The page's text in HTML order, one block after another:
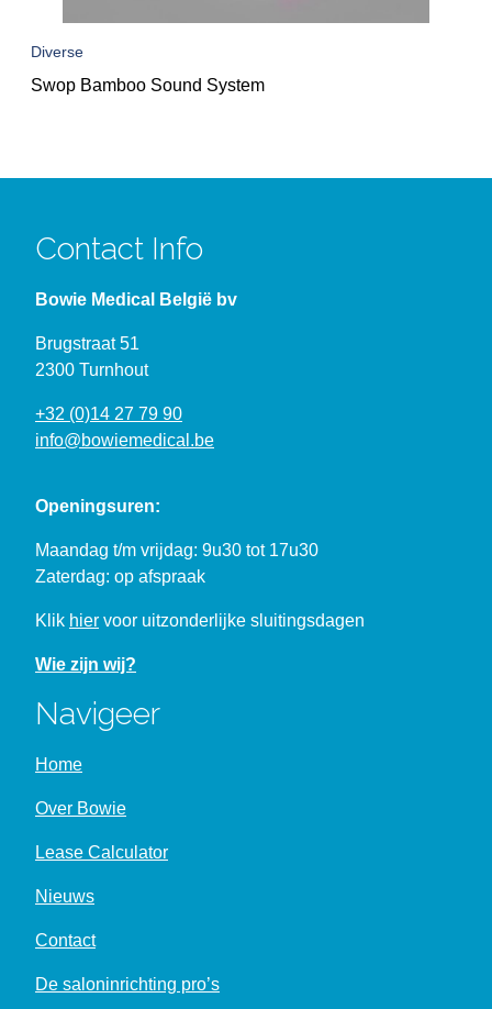
Diverse
Swop Bamboo Sound System
Contact Info
Bowie Medical België bv
Brugstraat 51
2300 Turnhout
+32 (0)14 27 79 90
info@bowiemedical.be
Openingsuren:
Maandag t/m vrijdag: 9u30 tot 17u30
Zaterdag: op afspraak
Klik hier voor uitzonderlijke sluitingsdagen
Wie zijn wij?
Navigeer
Home
Over Bowie
Lease Calculator
Nieuws
Contact
De saloninrichting pro’s